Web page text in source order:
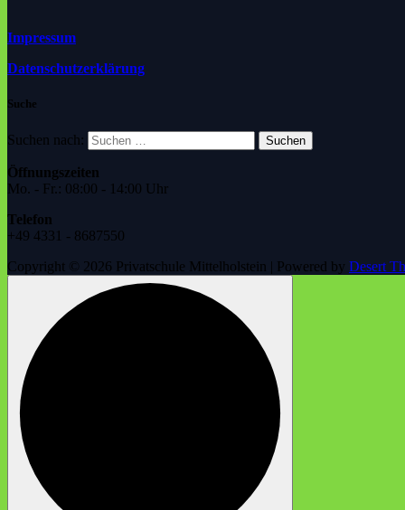
Impressum
Datenschutzerklärung
Suche
Suchen nach:
Öffnungszeiten
Mo. - Fr.: 08:00 - 14:00 Uhr
Telefon
+49 4331 - 8687550
Copyright © 2026 Privatschule Mittelholstein | Powered by Desert